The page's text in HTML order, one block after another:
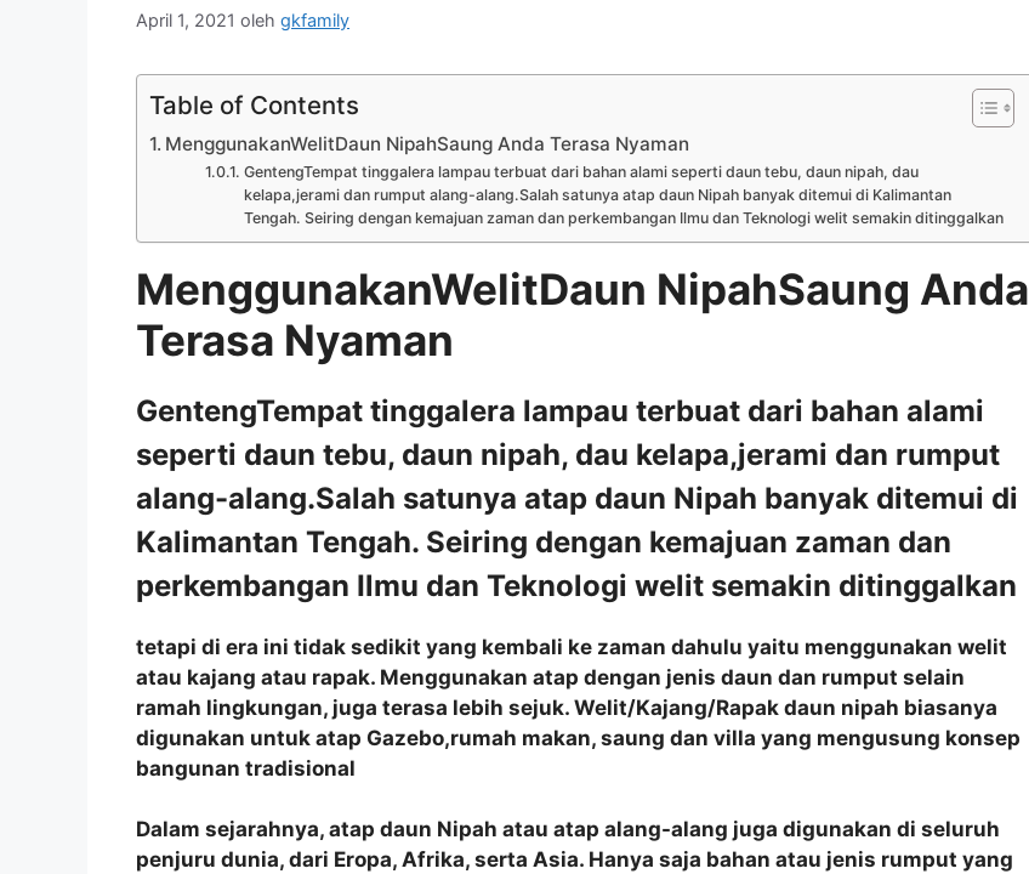
April 1, 2021 oleh gkfamily
Table of Contents
MenggunakanWelitDaun NipahSaung Anda Terasa Nyaman
GentengTempat tinggalera lampau terbuat dari bahan alami seperti daun tebu, daun nipah, dau
kelapa,jerami dan rumput alang-alang.Salah satunya atap daun Nipah banyak ditemui di Kalimantan
Tengah. Seiring dengan kemajuan zaman dan perkembangan Ilmu dan Teknologi welit semakin ditinggalkan
MenggunakanWelitDaun NipahSaung Anda
Terasa Nyaman
GentengTempat tinggalera lampau terbuat dari bahan alami
seperti daun tebu, daun nipah, dau kelapa,jerami dan rumput
alang-alang.Salah satunya atap daun Nipah banyak ditemui di
Kalimantan Tengah. Seiring dengan kemajuan zaman dan
perkembangan Ilmu dan Teknologi welit semakin ditinggalkan
tetapi di era ini tidak sedikit yang kembali ke zaman dahulu yaitu menggunakan welit
atau kajang atau rapak. Menggunakan atap dengan jenis daun dan rumput selain
ramah lingkungan, juga terasa lebih sejuk. Welit/Kajang/Rapak daun nipah biasanya
digunakan untuk atap Gazebo,rumah makan, saung dan villa yang mengusung konsep
bangunan tradisional
Dalam sejarahnya, atap daun Nipah atau atap alang-alang juga digunakan di seluruh
penjuru dunia, dari Eropa, Afrika, serta Asia. Hanya saja bahan atau jenis rumput yang